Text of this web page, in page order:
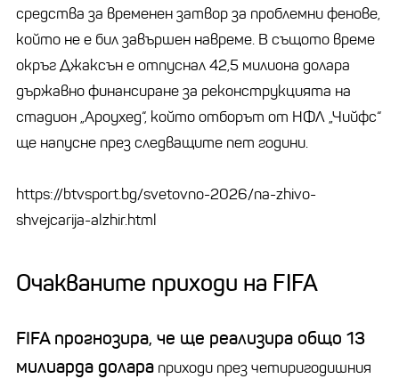
средства за временен затвор за проблемни фенове,
който не е бил завършен навреме. В същото време
окръг Джаксън е отпуснал 42,5 милиона долара
държавно финансиране за реконструкцията на
стадион „Ароухед“, който отборът от НФЛ „Чийфс“
ще напусне през следващите пет години.
https://btvsport.bg/svetovno-2026/na-zhivo-
shvejcarija-alzhir.html
Очакваните приходи на FIFA
FIFA прогнозира, че ще реализира общо 13
милиарда долара приходи през четиригодишния